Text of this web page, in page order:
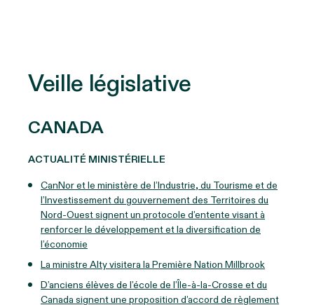
Veille législative
CANADA
ACTUALITÉ MINISTÉRIELLE
CanNor et le ministère de l’Industrie, du Tourisme et de
l’Investissement du gouvernement des Territoires du
Nord-Ouest signent un protocole d’entente visant à
renforcer le développement et la diversification de
l’économie
La ministre Alty visitera la Première Nation Millbrook
D’anciens élèves de l’école de l’Île-à-la-Crosse et du
Canada signent une proposition d’accord de règlement